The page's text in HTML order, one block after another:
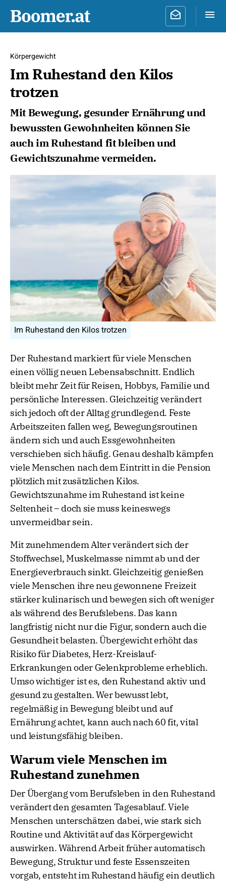
Körpergewicht
Im Ruhestand den Kilos
trotzen
Mit Bewegung, gesunder Ernährung und
bewussten Gewohnheiten können Sie
auch im Ruhestand fit bleiben und
Gewichtszunahme vermeiden.
Im Ruhestand den Kilos trotzen
Der Ruhestand markiert für viele Menschen
einen völlig neuen Lebensabschnitt. Endlich
bleibt mehr Zeit für Reisen, Hobbys, Familie und
persönliche Interessen. Gleichzeitig verändert
sich jedoch oft der Alltag grundlegend. Feste
Arbeitszeiten fallen weg, Bewegungsroutinen
ändern sich und auch Essgewohnheiten
verschieben sich häufig. Genau deshalb kämpfen
viele Menschen nach dem Eintritt in die Pension
plötzlich mit zusätzlichen Kilos.
Gewichtszunahme im Ruhestand ist keine
Seltenheit – doch sie muss keineswegs
unvermeidbar sein.
Mit zunehmendem Alter verändert sich der
Stoffwechsel, Muskelmasse nimmt ab und der
Energieverbrauch sinkt. Gleichzeitig genießen
viele Menschen ihre neu gewonnene Freizeit
stärker kulinarisch und bewegen sich oft weniger
als während des Berufslebens. Das kann
langfristig nicht nur die Figur, sondern auch die
Gesundheit belasten. Übergewicht erhöht das
Risiko für Diabetes, Herz-Kreislauf-
Erkrankungen oder Gelenkprobleme erheblich.
Umso wichtiger ist es, den Ruhestand aktiv und
gesund zu gestalten. Wer bewusst lebt,
regelmäßig in Bewegung bleibt und auf
Ernährung achtet, kann auch nach 60 fit, vital
und leistungsfähig bleiben.
Warum viele Menschen im
Ruhestand zunehmen
Der Übergang vom Berufsleben in den Ruhestand
verändert den gesamten Tagesablauf. Viele
Menschen unterschätzen dabei, wie stark sich
Routine und Aktivität auf das Körpergewicht
auswirken. Während Arbeit früher automatisch
Bewegung, Struktur und feste Essenszeiten
vorgab, entsteht im Ruhestand häufig ein deutlich